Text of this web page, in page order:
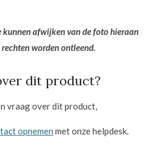
afwijken van de foto hieraan
rechten worden ontleend.
dit product?
vraag over dit product,
opnemen met onze helpdesk.